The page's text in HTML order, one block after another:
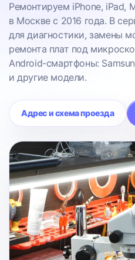
Ремонтируем iPhone, iPad,
в Москве с 2016 года. В
для диагностики, замены
ремонта плат под
Android-смартфоны:
и другие модели.
Адрес и схема проезда